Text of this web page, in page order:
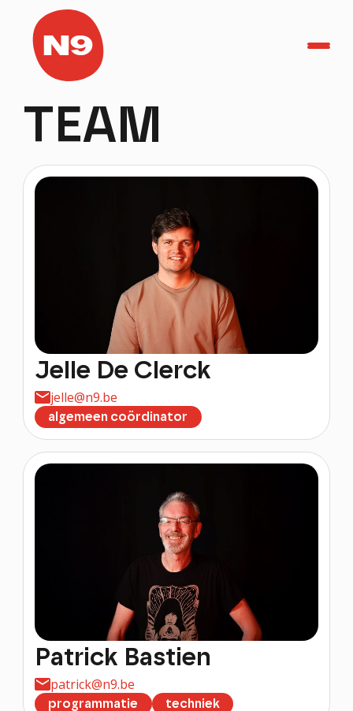
TicketShop
Helden in het Park
Herbakkersfestival
PRAKTISCH
FESTIVALS
PROJECTEN
PROFESSIONEEL
stay tuned!
Nieuwsbrief
Schrijf me in!
TEAM
Jelle De Clerck
jelle@n9.be
algemeen coördinator
Patrick Bastien
patrick@n9.be
programmatie techniek